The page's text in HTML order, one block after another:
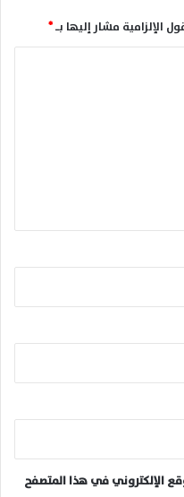
الإلزامية مشار إليها بـ*
الإلكتروني في هذا المتصفح